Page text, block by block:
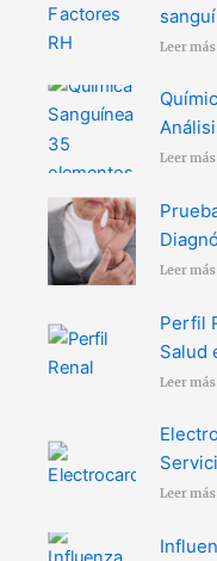
Leer
Leer
Leer
Perfil
Salud
Leer
Leer